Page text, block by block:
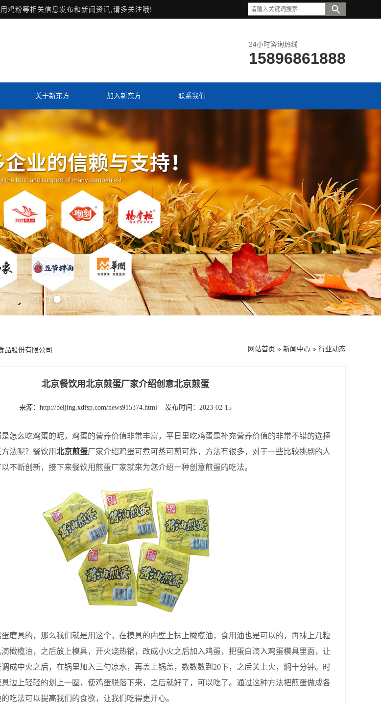
鸡粉等相关信息发布和新闻资讯,请多关注哦!
24小时咨询热线
15896861888
关于新东方 加入新东方 联系我们
品股份有限公司 网站首页 » 新闻中心 » 行业动态
北京餐饮用北京煎蛋厂家介绍创意北京煎蛋
来源： http://beijing.xdfsp.com/news915374.html 发布时间：2023-02-15
么吃鸡蛋的呢，鸡蛋的营养价值非常丰富，平日里吃鸡蛋是补充营养价值的非常不错的选择
法呢？餐饮用北京煎蛋厂家介绍鸡蛋可煮可蒸可煎可炸，方法有很多，对于一些比较挑剔的人
不断创新，接下来餐饮用煎蛋厂家就来为您介绍一种创意煎蛋的吃法。
具的，那么我们就是用这个，在模具的内壁上抹上橄榄油，食用油也是可以的，再抹上几粒
橄榄油，之后放上模具，开火烧热锅，改成小火之后加入鸡蛋，把蛋白滴入鸡蛋模具里面，让
成中火之后，在锅里加入三勺凉水，再盖上锅盖，数数数到20下，之后关上火，焖十分钟。时
边上轻轻的划上一圈，使鸡蛋脱落下来，之后就好了，可以吃了。通过这种方法把煎蛋做成各
吃法可以提高我们的食欲，让我们吃得更开心。